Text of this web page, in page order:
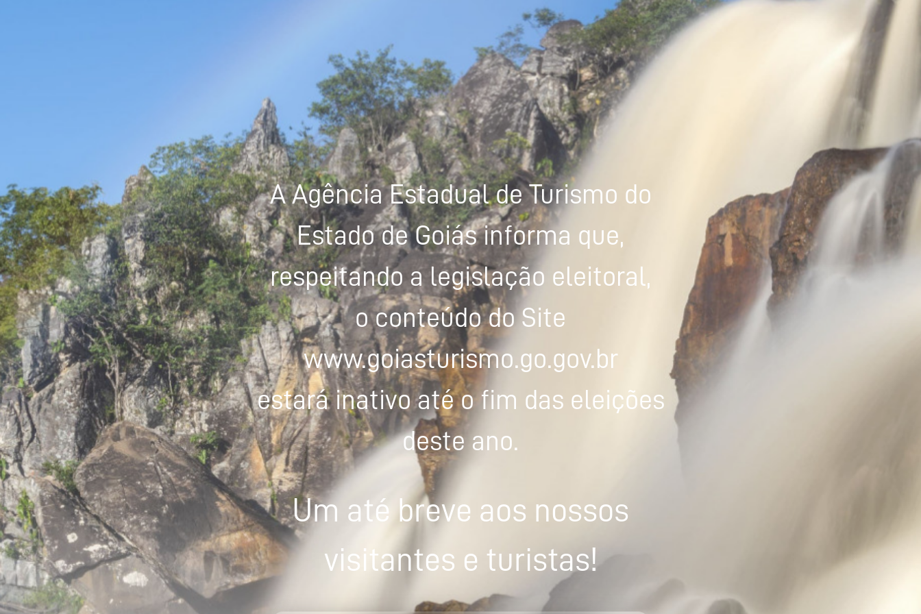
Tradutor
A Agência Estadual de Turismo do
Estado de Goiás informa que,
respeitando a legislação eleitoral,
o conteúdo do Site
www.goiasturismo.go.gov.br
estará inativo até o fim das eleições
deste ano.
Um até breve aos nossos
visitantes e turistas!